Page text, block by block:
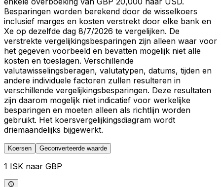
Besparingen worden berekend door de wisselkoers
inclusief marges en kosten verstrekt door elke bank en
Xe op dezelfde dag 8/7/2026 te vergelijken. De
verstrekte vergelijkingsbesparingen zijn alleen waar voor
het gegeven voorbeeld en bevatten mogelijk niet alle
kosten en toeslagen. Verschillende
valutawisselingsberagen, valutatypen, datums, tijden en
andere individuele factoren zullen resulteren in
verschillende vergelijkingsbesparingen. Deze resultaten
zijn daarom mogelijk niet indicatief voor werkelijke
besparingen en moeten alleen als richtlijn worden
gebruikt. Het koersvergelijkingsdiagram wordt
driemaandelijks bijgewerkt.
Koersen Geconverteerde waarde
1 ISK naar GBP